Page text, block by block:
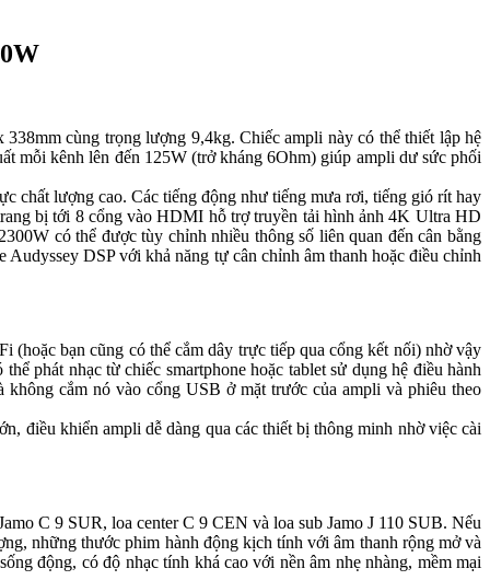
cùng trọng lượng 9,4kg. Chiếc ampli này có thể thiết lập hệ
mỗi kênh lên đến 125W (trở kháng 6Ohm) giúp ampli dư sức phối
chất lượng cao. Các tiếng động như tiếng mưa rơi, tiếng gió rít hay
bị tới 8 cổng vào HDMI hỗ trợ truyền tải hình ảnh 4K Ultra HD
có thể được tùy chỉnh nhiều thông số liên quan đến cân bằng
DSP với khả năng tự cân chỉnh âm thanh hoặc điều chỉnh
(hoặc bạn cũng có thể cắm dây trực tiếp qua cổng kết nối) nhờ vậy
phát nhạc từ chiếc smartphone hoặc tablet sử dụng hệ điều hành
cắm nó vào cổng USB ở mặt trước của ampli và phiêu theo
điều khiển ampli dễ dàng qua các thiết bị thông minh nhờ việc cài
C 9 SUR, loa center C 9 CEN và loa sub Jamo J 110 SUB. Nếu
những thước phim hành động kịch tính với âm thanh rộng mở và
động, có độ nhạc tính khá cao với nền âm nhẹ nhàng, mềm mại